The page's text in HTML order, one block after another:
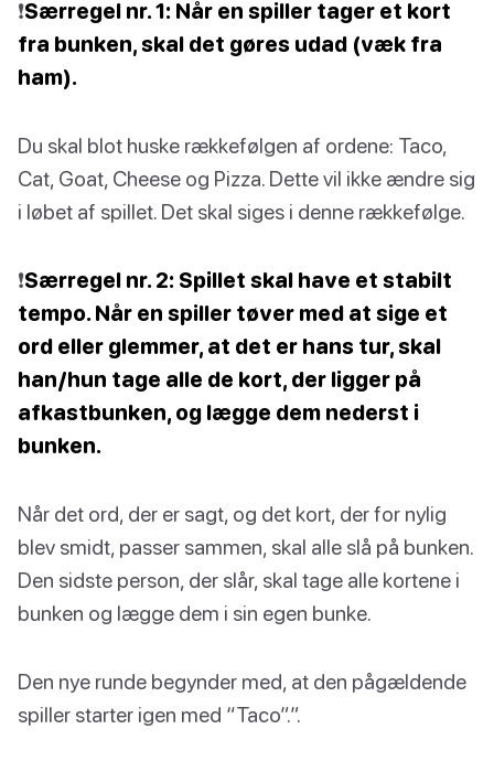
❗️Særregel nr. 1: Når en spiller tager et kort
fra bunken, skal det gøres udad (væk fra
ham).
Du skal blot huske rækkefølgen af ordene: Taco,
Cat, Goat, Cheese og Pizza. Dette vil ikke ændre sig
i løbet af spillet. Det skal siges i denne rækkefølge.
❗️Særregel nr. 2: Spillet skal have et stabilt
tempo. Når en spiller tøver med at sige et
ord eller glemmer, at det er hans tur, skal
han/hun tage alle de kort, der ligger på
afkastbunken, og lægge dem nederst i
bunken.
Når det ord, der er sagt, og det kort, der for nylig
blev smidt, passer sammen, skal alle slå på bunken.
Den sidste person, der slår, skal tage alle kortene i
bunken og lægge dem i sin egen bunke.
Den nye runde begynder med, at den pågældende
spiller starter igen med “Taco”.”.